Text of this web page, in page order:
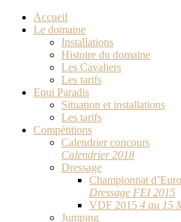
Accueil
Le domaine
Installations
Histoire du domaine
Les Cavaliers
Les tarifs
Equi Paradis
Situation et installations
Les tarifs
Compétitions
Calendrier concours
Calendrier 2018
Dressage
Championnat
Dressage FEI 2015
VDF 2015 4 au 15
Jumping